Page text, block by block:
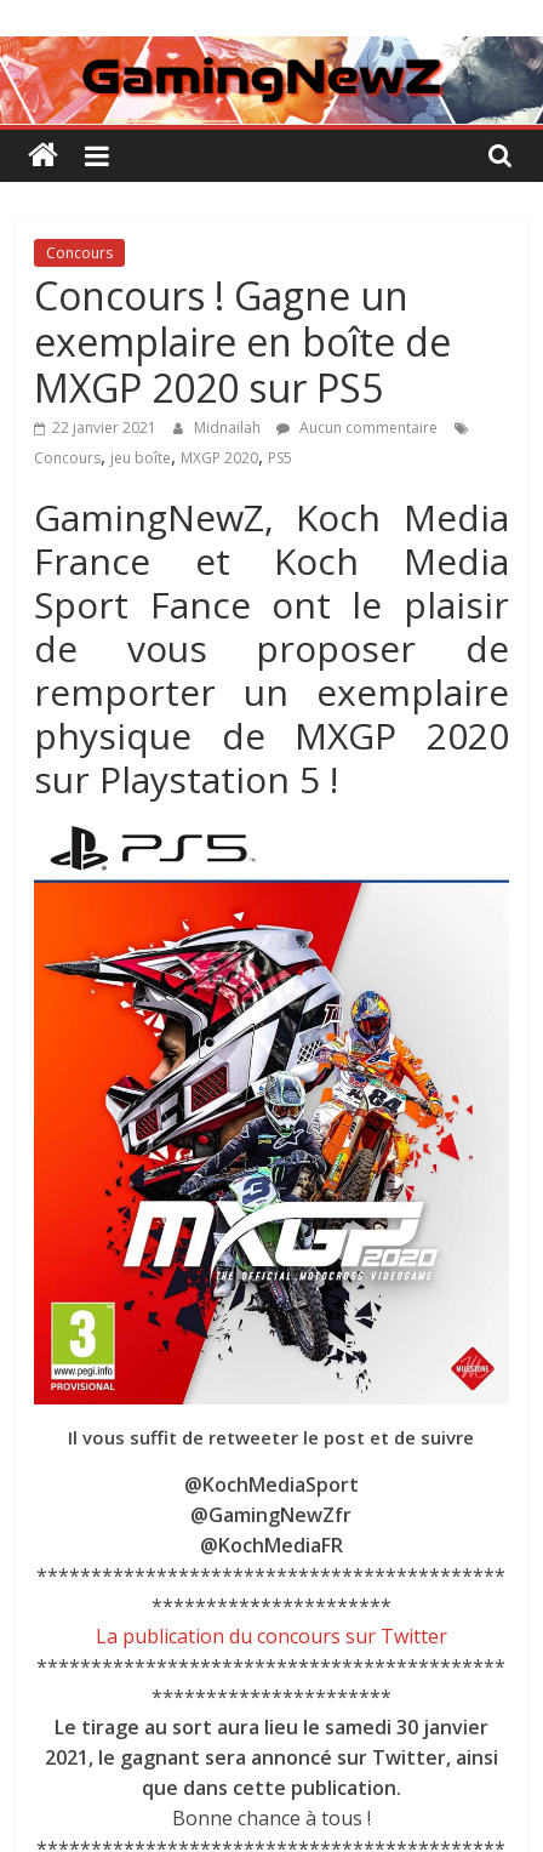
au
contenu
GamingNewZ
Tests
et
Actu
des
vidéo
Concours
Concours ! Gagne un
exemplaire en boîte de
MXGP 2020 sur PS5
22 janvier 2021 Midnailah
Aucun commentaire
Concours, jeu boîte, MXGP 2020, PS5
GamingNewZ, Koch Media
France et Koch Media
Sport Fance ont le plaisir
de vous proposer de
remporter un exemplaire
physique de MXGP 2020
sur Playstation 5 !
Il vous suffit de retweeter le post et de suivre
@KochMediaSport
@GamingNewZfr
@KochMediaFR
*******************************************
**********************
La publication du concours sur Twitter
*******************************************
**********************
Le tirage au sort aura lieu le samedi 30 janvier
2021, le gagnant sera annoncé sur Twitter, ainsi
que dans cette publication.
Bonne chance à tous !